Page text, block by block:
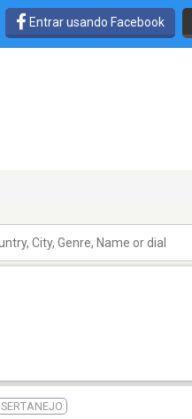
Entrar usando Facebook
SERTANEJO